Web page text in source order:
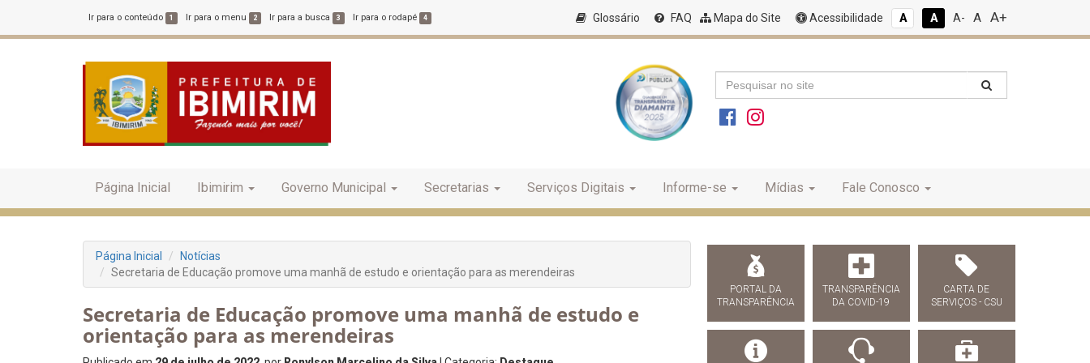
Ir para o conteúdo 1 Ir para o menu 2 Ir para a busca 3 Ir para o rodapé 4 Glossário FAQ Mapa do Site Acessibilidade A A A- A A+
Página Inicial Ibimirim Governo Municipal Secretarias Serviços Digitais Informe-se Mídias Fale Conosco
Página Inicial
Notícias
Secretaria de Educação promove uma manhã de estudo e orientação para as merendeiras
Secretaria de Educação promove uma manhã de estudo e
orientação para as merendeiras
PORTAL DA
TRANSPARÊNCIA
TRANSPARÊNCIA
DA COVID-19
CARTA DE
SERVIÇOS - CSU